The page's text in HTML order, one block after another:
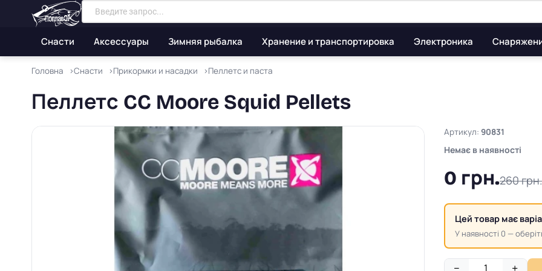
Снасти Аксессуары Зимняя рыбалка Хранение и транспортировка Электроника
Головна Снасти Прикормки и насадки Пеллетс и паста
Пеллетс CC Moore Squid Pellets
Артикул: 90831
Немає в наявності
0 грн.260 грн.
Цей товар має
У наявності 0 —
− +